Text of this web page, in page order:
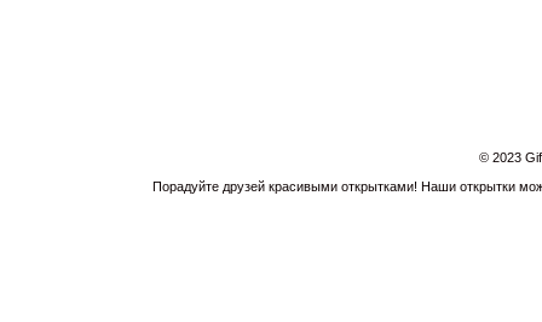
© 2023
Порадуйте друзей красивыми открытками! Наши открытки